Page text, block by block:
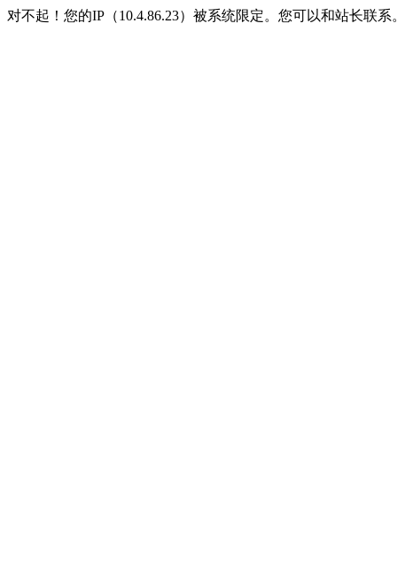
对不起！您的IP（10.4.86.23）被系统限定。您可以和站长联系